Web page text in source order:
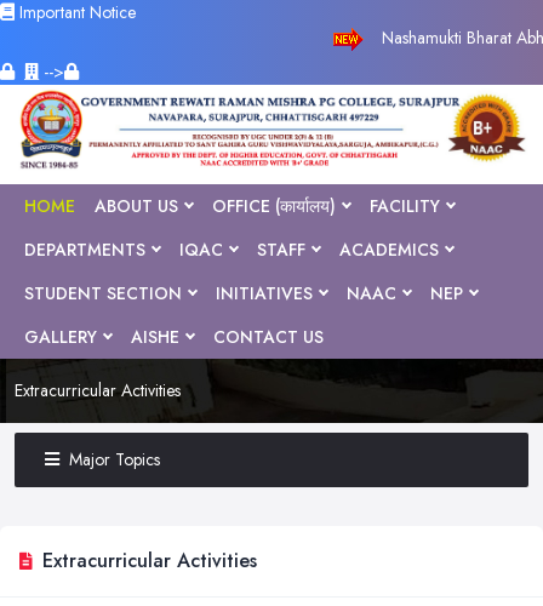
Important Notice
Nashamukti Bharat
-->
HOME ABOUT US OFFICE (कार्यालय)
FACILITY
DEPARTMENTS
IQAC STAFF
ACADEMICS
STUDENT SECTION
INITIATIVES NAAC
NEP
GALLERY
AISHE CONTACT US
Extracurricular Activities
Major Topics
Extracurricular Activities